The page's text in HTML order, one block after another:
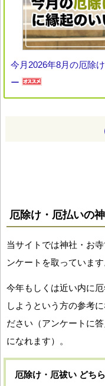
今月2026年8月の厄除
ー
厄除け・厄払いの
当サイトでは神社・お
ンケートを取っています
今年もしくは近い内に
しようという方の参考
ださい（アンケートに
になれます）。
厄除け・厄祓い どち